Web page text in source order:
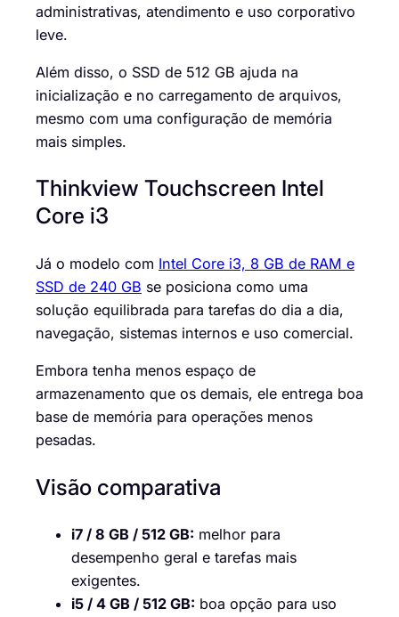
administrativas, atendimento e uso corporativo
leve.
Além disso, o SSD de 512 GB ajuda na
inicialização e no carregamento de arquivos,
mesmo com uma configuração de memória
mais simples.
Thinkview Touchscreen Intel
Core i3
Já o modelo com Intel Core i3, 8 GB de RAM e
SSD de 240 GB se posiciona como uma
solução equilibrada para tarefas do dia a dia,
navegação, sistemas internos e uso comercial.
Embora tenha menos espaço de
armazenamento que os demais, ele entrega boa
base de memória para operações menos
pesadas.
Visão comparativa
i7 / 8 GB / 512 GB: melhor para
desempenho geral e tarefas mais
exigentes.
i5 / 4 GB / 512 GB: boa opção para uso